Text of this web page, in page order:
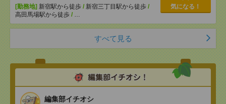
[勤務地] 新宿駅から徒歩 / 新宿三丁目駅から徒歩 /
高田馬場駅から徒歩 / …
気になる！
すべて見る
編集部イチオシ